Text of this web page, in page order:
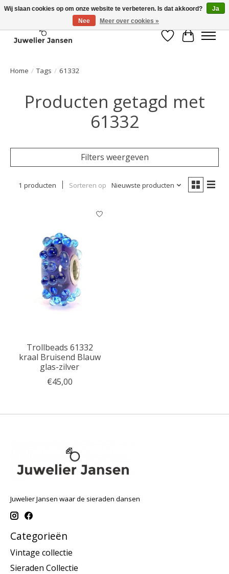
Verlanglijst
Home / Tags / 61332
Producten getagd met
61332
Filters weergeven
1 producten Sorteren op Nieuwste producten
Trollbeads 61332
kraal Bruisend Blauw
glas-zilver
€45,00
Juwelier Jansen waar de sieraden dansen
Categorieën
Vintage collectie
Sieraden Collectie
Wij slaan cookies op om onze website te verbeteren. Is dat akkoord?
Ja
Nee
Meer over cookies »